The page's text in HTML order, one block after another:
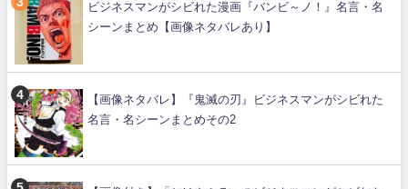
ビジネスマンがシビれた漫画『バンビ～ノ！』名言・名
シーンまとめ【画像ネタバレあり】
【画像ネタバレ】『鬼滅の刃』ビジネスマンがシビれた
名言・名シーンまとめその2